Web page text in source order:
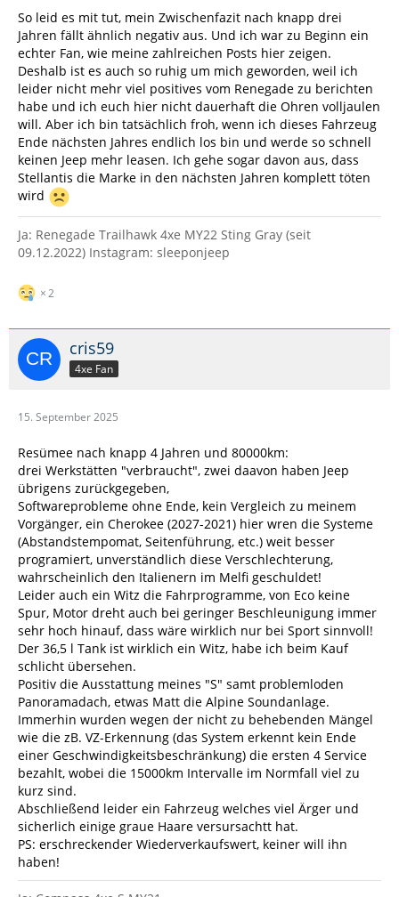
So leid es mit tut, mein Zwischenfazit nach knapp drei
Jahren fällt ähnlich negativ aus. Und ich war zu Beginn ein
echter Fan, wie meine zahlreichen Posts hier zeigen.
Deshalb ist es auch so ruhig um mich geworden, weil ich
leider nicht mehr viel positives vom Renegade zu berichten
habe und ich euch hier nicht dauerhaft die Ohren volljaulen
will. Aber ich bin tatsächlich froh, wenn ich dieses Fahrzeug
Ende nächsten Jahres endlich los bin und werde so schnell
keinen Jeep mehr leasen. Ich gehe sogar davon aus, dass
Stellantis die Marke in den nächsten Jahren komplett töten
wird
Ja: Renegade Trailhawk 4xe MY22 Sting Gray (seit
09.12.2022) Instagram: sleeponjeep
2
cris59
4xe Fan
15. September 2025
Resümee nach knapp 4 Jahren und 80000km:
drei Werkstätten "verbraucht", zwei daavon haben Jeep
übrigens zurückgegeben,
Softwareprobleme ohne Ende, kein Vergleich zu meinem
Vorgänger, ein Cherokee (2027-2021) hier wren die Systeme
(Abstandstempomat, Seitenführung, etc.) weit besser
programiert, unverständlich diese Verschlechterung,
wahrscheinlich den Italienern im Melfi geschuldet!
Leider auch ein Witz die Fahrprogramme, von Eco keine
Spur, Motor dreht auch bei geringer Beschleunigung immer
sehr hoch hinauf, dass wäre wirklich nur bei Sport sinnvoll!
Der 36,5 l Tank ist wirklich ein Witz, habe ich beim Kauf
schlicht übersehen.
Positiv die Ausstattung meines "S" samt problemloden
Panoramadach, etwas Matt die Alpine Soundanlage.
Immerhin wurden wegen der nicht zu behebenden Mängel
wie die zB. VZ-Erkennung (das System erkennt kein Ende
einer Geschwindigkeitsbeschränkung) die ersten 4 Service
bezahlt, wobei die 15000km Intervalle im Normfall viel zu
kurz sind.
Abschließend leider ein Fahrzeug welches viel Ärger und
sicherlich einige graue Haare versursachtt hat.
PS: erschreckender Wiederverkaufswert, keiner will ihn
haben!